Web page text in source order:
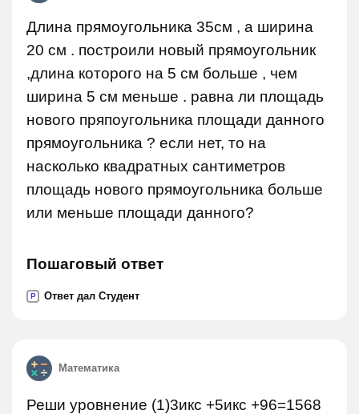
Длина прямоугольника 35см , а ширина
20 см . построили новый прямоугольник
,длина которого на 5 см больше , чем
ширина 5 см меньше . равна ли площадь
нового пряпоугольника площади данного
прямоугольника ? если нет, то на
насколько квадратных сантиметров
площадь нового прямоугольника больше
или меньше площади данного?
Пошаговый ответ
P Ответ дал Студент
Математика
Реши уровнение (1)3икс +5икс +96=1568